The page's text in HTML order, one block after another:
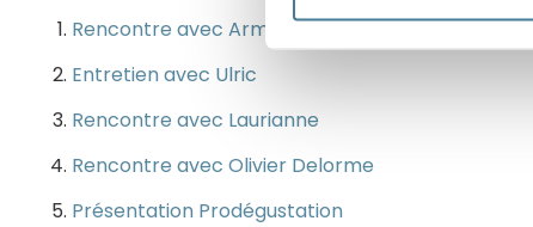
Rencontre avec Armelle
Entretien avec Ulric
Rencontre avec Laurianne
Rencontre avec Olivier Delorme
Présentation Prodégustation